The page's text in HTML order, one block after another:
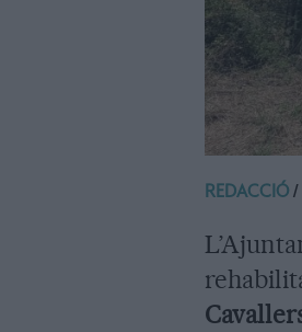
REDACCIÓ /